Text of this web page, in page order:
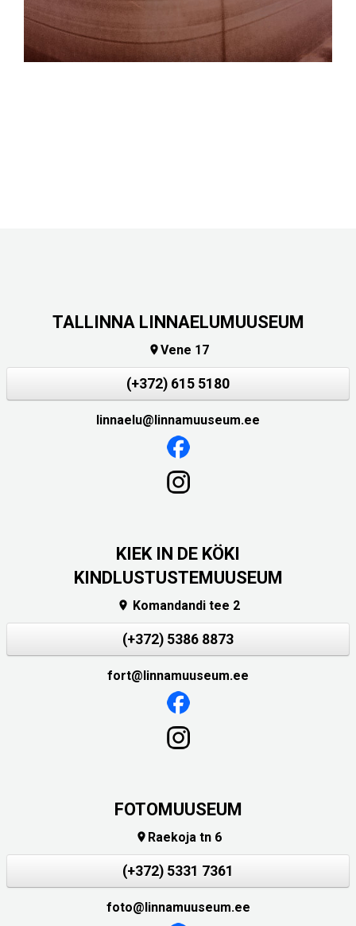
TALLINNA LINNAELUMUUSEUM
Vene 17
(+372) 615 5180
linnaelu@linnamuuseum.ee
KIEK IN DE KÖKI
KINDLUSTUSTEMUUSEUM
 Komandandi tee 2
(+372) 5386 8873
fort@linnamuuseum.ee
FOTOMUUSEUM
 Raekoja tn 6
(+372) 5331 7361
foto@linnamuuseum.ee